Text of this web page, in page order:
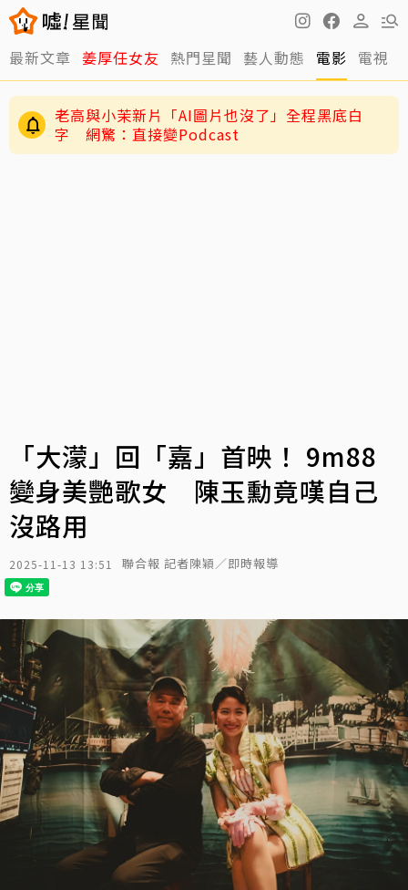
最新文章 姜厚任女友 熱門星聞 藝人動態 電影 電視
快訊／方志友、楊銘威離婚了！結束12年婚「無
法再做情人永遠是家人」
老高與小茉新片「AI圖片也沒了」全程黑底白
字 網驚：直接變Podcast
「大濛」回「嘉」首映！ 9m88
變身美艷歌女 陳玉勳竟嘆自己
沒路用
2025-11-13 13:51 聯合報 記者陳穎／即時報導